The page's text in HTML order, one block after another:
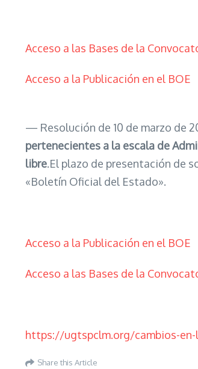
Acceso a las Bases de la
Acceso a la Publicación en el BOE
— Resolución de 10 de marzo de
pertenecientes a la escala de
libre.El plazo de presentación de
«Boletín Oficial del Estado».
Acceso a la Publicación en el BOE
Acceso a las Bases de la
https://ugtspclm.org/cambios-
Share this Article